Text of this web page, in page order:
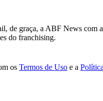
de graça, a ABF News com
do franchising.
os Termos de Uso e a